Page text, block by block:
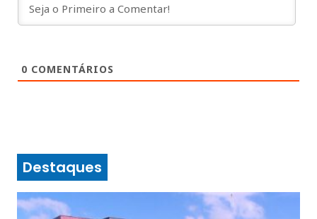
0 COMENTÁRIOS
Destaques